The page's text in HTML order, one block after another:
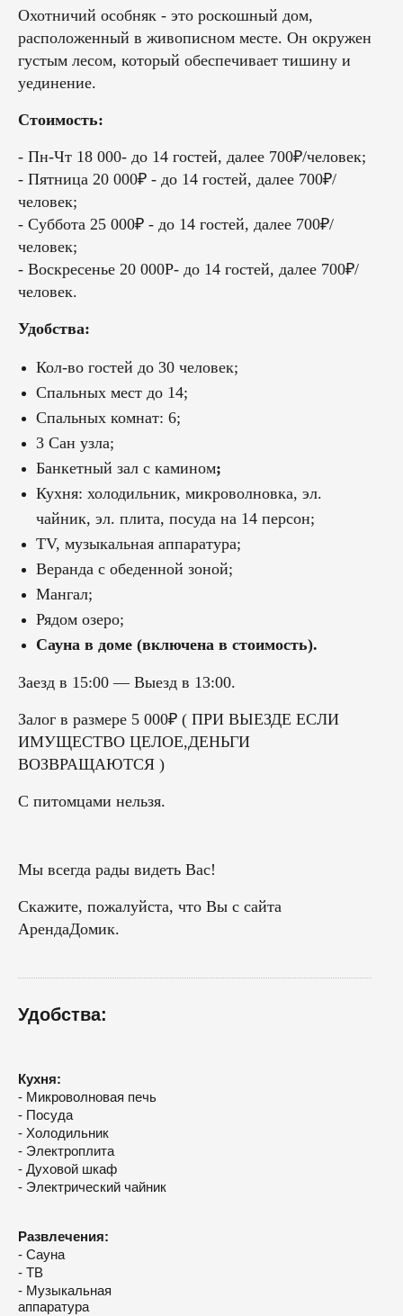
Охотничий особняк - это роскошный дом,
расположенный в живописном месте. Он окружен
густым лесом, который обеспечивает тишину и
уединение.
Стоимость:
- Пн-Чт 18 000- до 14 гостей, далее 700₽/человек;
- Пятница 20 000₽ - до 14 гостей, далее 700₽/
человек;
- Суббота 25 000₽ - до 14 гостей, далее 700₽/
человек;
- Воскресенье 20 000Р- до 14 гостей, далее 700₽/
человек.
Удобства:
Кол-во гостей до 30 человек;
Спальных мест до 14;
Спальных комнат: 6;
3 Сан узла;
Банкетный зал с камином;
Кухня: холодильник, микроволновка, эл.
чайник, эл. плита, посуда на 14 персон;
TV, музыкальная аппаратура;
Веранда с обеденной зоной;
Мангал;
Рядом озеро;
Сауна в доме (включена в стоимость).
Заезд в 15:00 — Выезд в 13:00.
Залог в размере 5 000₽ ( ПРИ ВЫЕЗДЕ ЕСЛИ
ИМУЩЕСТВО ЦЕЛОЕ,ДЕНЬГИ
ВОЗВРАЩАЮТСЯ )
С питомцами нельзя.
Мы всегда рады видеть Вас!
Скажите, пожалуйста, что Вы с сайта
АрендаДомик.
Удобства:
Кухня:
- Микроволновая печь
- Посуда
- Холодильник
- Электроплита
- Духовой шкаф
- Электрический чайник
Развлечения:
- Сауна
- ТВ
- Музыкальная
аппаратура